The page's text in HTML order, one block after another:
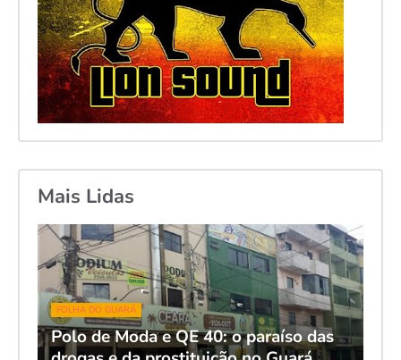
Mais Lidas
FOLHA DO GUARÁ
Polo de Moda e QE 40: o paraíso das